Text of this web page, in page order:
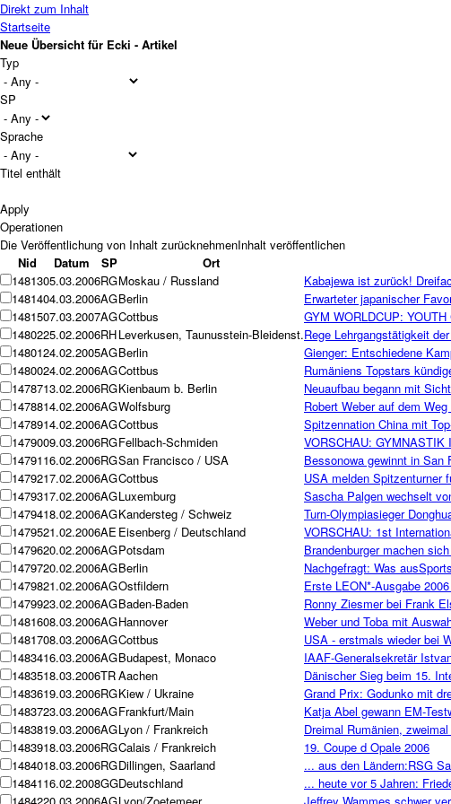
Direkt zum Inhalt
Startseite
Neue Übersicht für Ecki - Artikel
Typ
SP
Sprache
Titel enthält
Operationen
Nid Datum SP Ort
1481305.03.2006RGMoskau / Russland Kabajewa ist zurück!
1481404.03.2006AGBerlin Erwarteter japanischer
1481507.03.2007AGCottbus GYM WORLDCUP: YOUTH
1480225.02.2006RHLeverkusen, Taunusstein-Bleidenst.Rege Lehrgangstätigkeit
1480124.02.2005AGBerlin Gienger: Entschiedene
1480024.02.2006AGCottbus Rumäniens Topstars
1478713.02.2006RGKienbaum b. Berlin Neuaufbau begann mit
1478814.02.2006AGWolfsburg Robert Weber auf dem
1478914.02.2006AGCottbus Spitzennation China mit
1479009.03.2006RGFellbach-Schmiden VORSCHAU:
1479116.02.2006RGSan Francisco / USA Bessonowa gewinnt in San
1479217.02.2006AGCottbus USA melden Spitzenturner
1479317.02.2006AGLuxemburg Sascha Palgen wechselt
1479418.02.2006AGKandersteg / Schweiz Turn-Olympiasieger
1479521.02.2006AE Eisenberg / Deutschland VORSCHAU: 1st
1479620.02.2006AGPotsdam Brandenburger machen
1479720.02.2006AGBerlin Nachgefragt: Was
1479821.02.2006AGOstfildern Erste LEON*-Ausgabe
1479923.02.2006AGBaden-Baden Ronny Ziesmer bei Frank
1481608.03.2006AGHannover Weber und Toba mit
1481708.03.2006AGCottbus USA - erstmals wieder bei
1483416.03.2006AGBudapest, Monaco IAAF-Generalsekretär
1483518.03.2006TRAachen Dänischer Sieg beim 15.
1483619.03.2006RGKiew / Ukraine Grand Prix: Godunko mit
1483723.03.2006AGFrankfurt/Main Katja Abel gewann EM-
1483819.03.2006AGLyon / Frankreich Dreimal Rumänien,
1483918.03.2006RGCalais / Frankreich 19. Coupe d Opale 2006
1484018.03.2006RGDillingen, Saarland ... aus den Ländern:RSG
1484116.02.2008GGDeutschland ... heute vor 5 Jahren: